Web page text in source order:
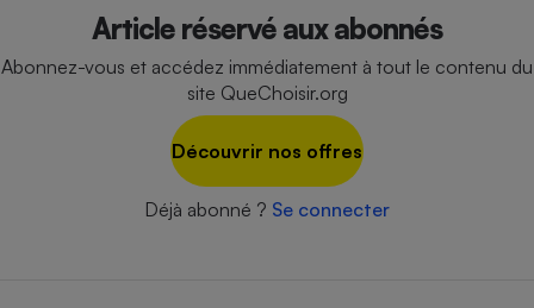
Article réservé aux abonnés
Abonnez-vous et accédez immédiatement à tout le contenu du
site QueChoisir.org
Découvrir nos offres
Déjà abonné ? Se connecter
Robot ménager